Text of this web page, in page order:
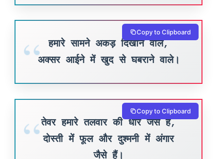
हमारे सामने अकड़ दिखाने वाले,
अक्सर आईने में खुद से घबराने वाले।
Copy to Clipboard
तेवर हमारे तलवार की धार जैसे हैं,
दोस्ती में फूल और दुश्मनी में अंगार
जैसे हैं।
Copy to Clipboard